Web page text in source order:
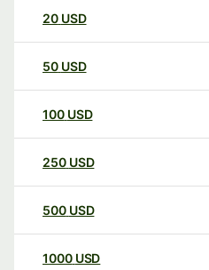
20 USD
50 USD
100 USD
250 USD
500 USD
1000 USD